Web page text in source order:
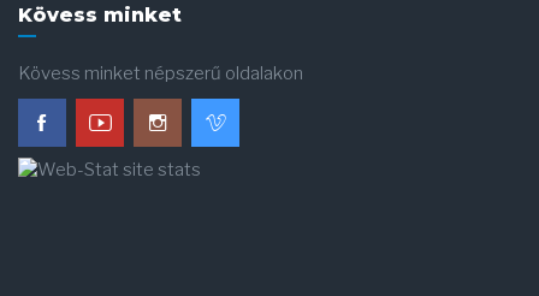
Kövess minket
Kövess minket népszerű oldalakon